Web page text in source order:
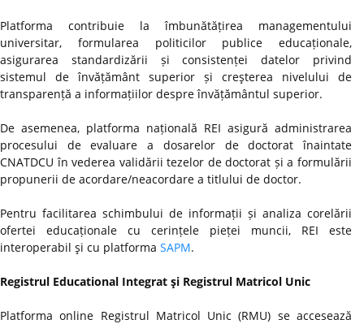
Platforma contribuie la îmbunătățirea managementului
universitar, formularea politicilor publice educaționale,
asigurarea standardizării și consistenței datelor privind
sistemul de învățământ superior și creşterea nivelului de
transparență a informațiilor despre învățământul superior.
De asemenea, platforma națională REI asigură administrarea
procesului de evaluare a dosarelor de doctorat înaintate
CNATDCU în vederea validării tezelor de doctorat și a formulării
propunerii de acordare/neacordare a titlului de doctor.
Pentru facilitarea schimbului de informații și analiza corelării
ofertei educaționale cu cerințele pieței muncii, REI este
interoperabil şi cu platforma SAPM.
Registrul Educational Integrat şi Registrul Matricol Unic
Platforma online Registrul Matricol Unic (RMU) se accesează